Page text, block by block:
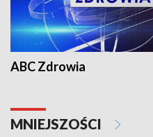
ABC Zdrowia
MNIEJSZOŚCI